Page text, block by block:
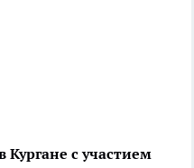
с участием